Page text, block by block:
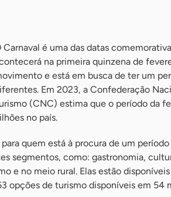
Carnaval é uma das datas
na primeira quinzena de
e está em busca de ter um
Em 2023, a Confederação
(CNC) estima que o período da
no país.
para quem está à procura de um
segmentos, como: gastronomia,
e no meio rural. Elas estão
opções de turismo disponíveis em 54